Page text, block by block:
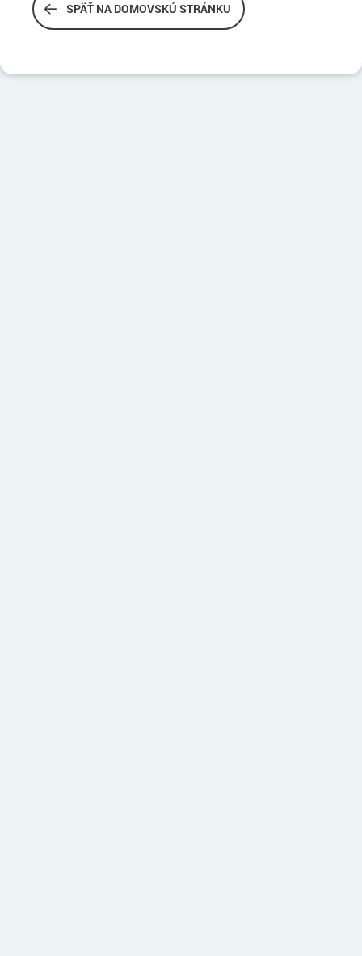
SPÄŤ NA DOMOVSKÚ STRÁNKU